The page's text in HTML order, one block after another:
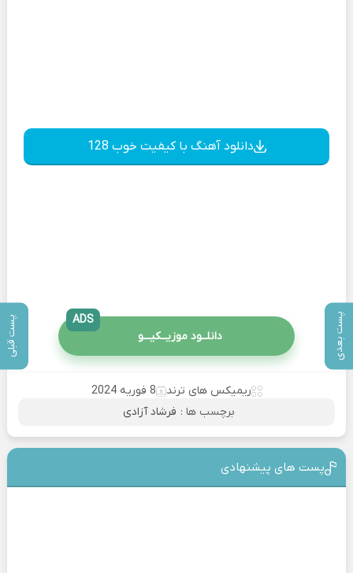
پست بعدی پست قبلی
دانلود آهنگ با کیفیت خوب 128
دانلــود موزیــکیـــو
ADS
ریمیکس های ترند
8 فوریه 2024
برچسب ها : فرشاد آزادی
پست های پیشنهادی